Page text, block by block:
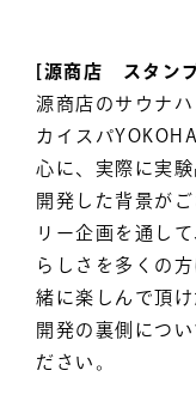
[源商店 スタン
源商店のサウナ
カイスパ
心に、実際に実
開発した背景が
リー企画を通し
らしさを多くの
緒に楽しんで頂
開発の裏側につ
ださい。